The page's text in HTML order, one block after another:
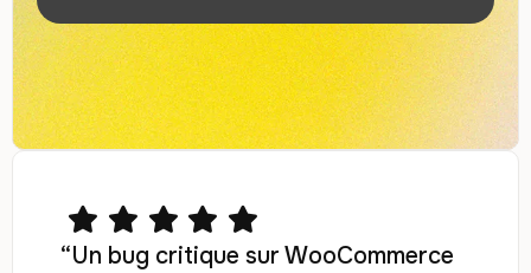
“Un bug critique sur WooCommerce